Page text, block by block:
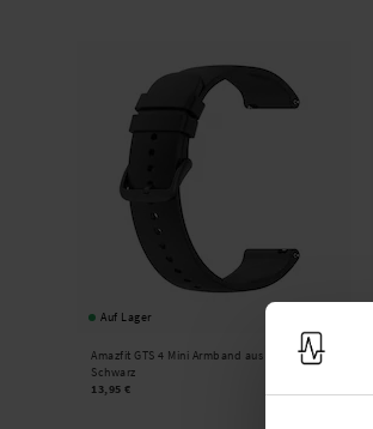
Auf Lager
Amazfit GTS 4 Mini Armband aus Silikon
Schwarz
13,95 €